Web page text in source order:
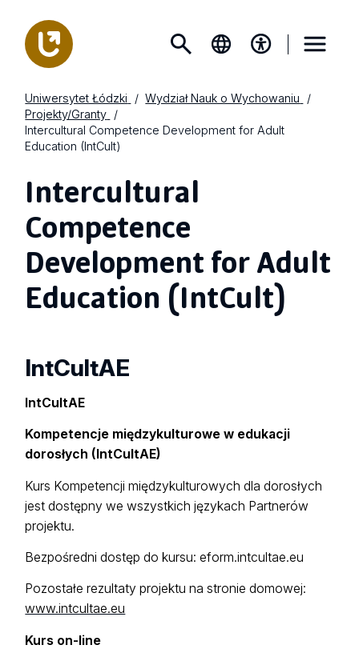
Uniwersytet Łódzki
Wydział Nauk o Wychowaniu
Projekty/Granty
Intercultural Competence Development for Adult
Education (IntCult)
Intercultural
Competence
Development for Adult
Education (IntCult)
IntCultAE
IntCultAE
Kompetencje międzykulturowe w edukacji
dorosłych (IntCultAE)
Kurs Kompetencji międzykulturowych dla dorosłych
jest dostępny we wszystkich językach Partnerów
projektu.
Bezpośredni dostęp do kursu: eform.intcultae.eu
Pozostałe rezultaty projektu na stronie domowej:
www.intcultae.eu
Kurs on-line